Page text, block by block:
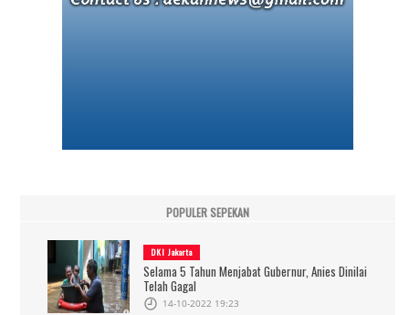
POPULER SEPEKAN
DKI Jakarta
Selama 5 Tahun Menjabat Gubernur, Anies Dinilai
Telah Gagal
14-10-2022 19:23